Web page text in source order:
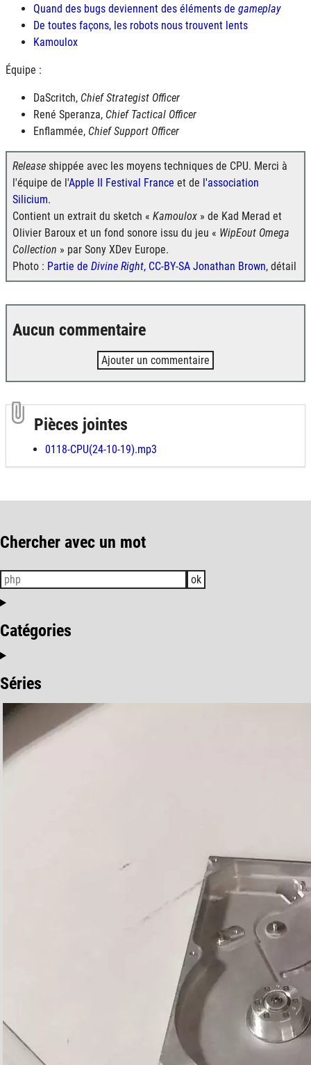
Quand des bugs deviennent des éléments de gameplay
De toutes façons, les robots nous trouvent lents
Kamoulox
Équipe :
DaScritch, Chief Strategist Officer
René Speranza, Chief Tactical Officer
Enflammée, Chief Support Officer
Release shippée avec les moyens techniques de CPU. Merci à
l'équipe de l'Apple II Festival France et de l'association
Silicium.
Contient un extrait du sketch « Kamoulox » de Kad Merad et
Olivier Baroux et un fond sonore issu du jeu « WipEout Omega
Collection » par Sony XDev Europe.
Photo : Partie de Divine Right, CC-BY-SA Jonathan Brown, détail
Aucun commentaire
Ajouter un commentaire
Pièces jointes
0118-CPU(24-10-19).mp3
Chercher avec un mot
ok
Catégories
Séries